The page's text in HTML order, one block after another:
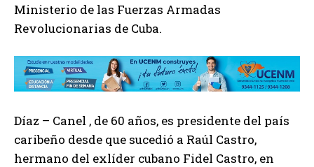
Ministerio de las Fuerzas Armadas
Revolucionarias de Cuba.
Díaz – Canel , de 60 años, es presidente del país
caribeño desde que sucedió a Raúl Castro,
hermano del exlíder cubano Fidel Castro, en